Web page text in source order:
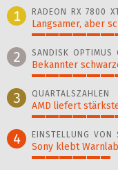
1
RADEON RX 7800
Langsamer, aber
2 SANDISK OPTIMUS
Bekannter
3 QUARTALSZAHLEN
AMD liefert
4 EINSTELLUNG VON
Sony klebt